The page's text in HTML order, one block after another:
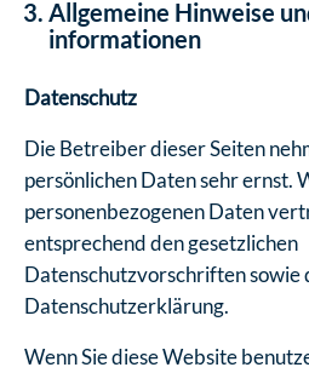
Allgemeine Hinweise
informationen
Datenschutz
Die Betreiber dieser Seiten
persönlichen Daten sehr ernst.
personenbezogenen Daten
entsprechend den gesetzlichen
Datenschutzvorschriften sowie
Datenschutzerklärung.
Wenn Sie diese Website